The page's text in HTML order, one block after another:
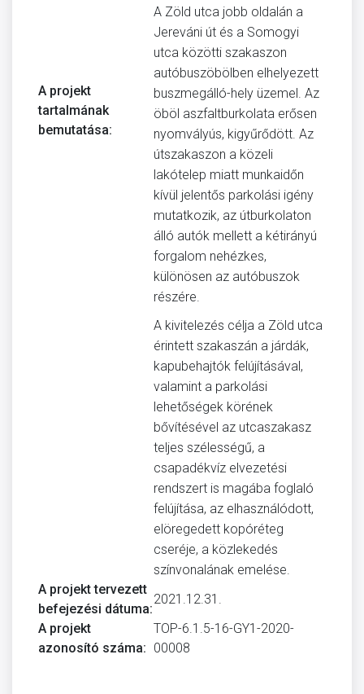
A projekt
tartalmának
bemutatása:
A Zöld utca jobb oldalán a
Jereváni út és a Somogyi
utca közötti szakaszon
autóbuszöbölben elhelyezett
buszmegálló-hely üzemel. Az
öböl aszfaltburkolata erősen
nyomvályús, kigyűrődött. Az
útszakaszon a közeli
lakótelep miatt munkaidőn
kívül jelentős parkolási igény
mutatkozik, az útburkolaton
álló autók mellett a kétirányú
forgalom nehézkes,
különösen az autóbuszok
részére.
A kivitelezés célja a Zöld utca
érintett szakaszán a járdák,
kapubehajtók felújításával,
valamint a parkolási
lehetőségek körének
bővítésével az utcaszakasz
teljes szélességű, a
csapadékvíz elvezetési
rendszert is magába foglaló
felújítása, az elhasználódott,
elöregedett kopóréteg
cseréje, a közlekedés
színvonalának emelése.
A projekt tervezett
befejezési dátuma:
2021.12.31.
A projekt
azonosító száma:
TOP-6.1.5-16-GY1-2020-
00008